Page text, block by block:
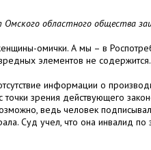
Омского областного общества
омички. А мы – в
элементов не содержится.
информации о
зрения действующего
ведь человек
Суд учел, что она инвалид